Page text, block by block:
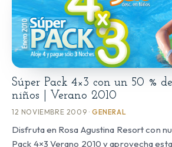
Súper Pack 4×3 con un 50 %
niños | Verano 2010
12 NOVIEMBRE 2009 · GENERAL
Disfruta en Rosa Agustina Resort con
Pack 4×3 Verano 2010 y aprovecha